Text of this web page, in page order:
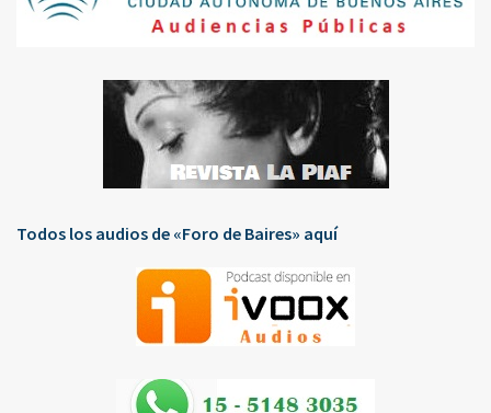
Todos los audios de «Foro de Baires» aquí